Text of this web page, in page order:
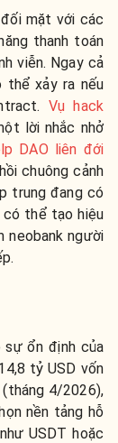
mặt với các
thanh toán
viễn. Ngay cả
thể xảy ra nếu
Vụ hack
lời nhắc nhở
DAO liên đới
chuông cảnh
trung đang có
có thể tạo hiệu
neobank người
sự ổn định của
tỷ USD vốn
4/2026),
nền tảng hỗ
USDT hoặc